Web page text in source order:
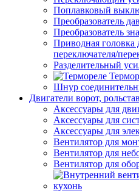
Поплавковый
Преобразователь
Преобразователь
Приводная головка
переключателя/
Разделительный
Шнур
Двигатели ворот,
Аксессуары для
Аксессуары для
Аксессуары для
Вентилятор для
Вентилятор для
Вентилятор для